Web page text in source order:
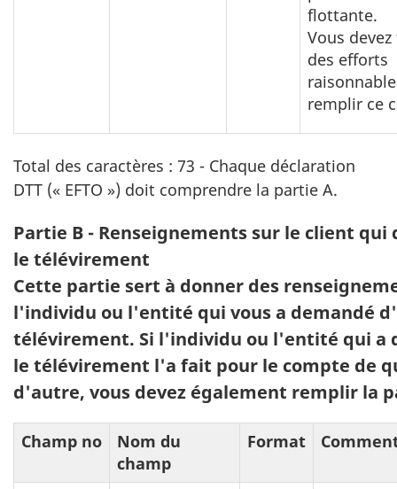
flottante.
Vous
des efforts
remplir ce
Total des caractères : 73 - Chaque déclaration
DTT (« EFTO ») doit comprendre la partie A.
Partie B - Renseignements sur le client qui
le télévirement
Cette partie sert à donner des
l'individu ou l'entité qui vous a demandé
télévirement. Si l'individu ou l'entité qui a
le télévirement l'a fait pour le compte de
d'autre, vous devez également remplir la
Champ no
Nom du
champ
Format